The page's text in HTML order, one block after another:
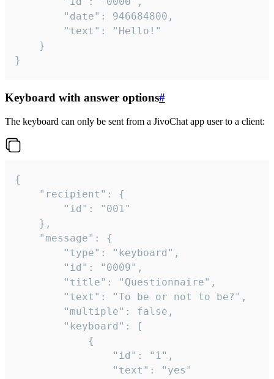
}
Keyboard with answer options#
The keyboard can only be sent from a JivoChat app user to a client:
{